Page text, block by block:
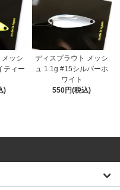
ッシ
ティー
)
ディスプラウト メッシ
ュ 1.1g #15シルバーホ
ワイト
550円(税込)